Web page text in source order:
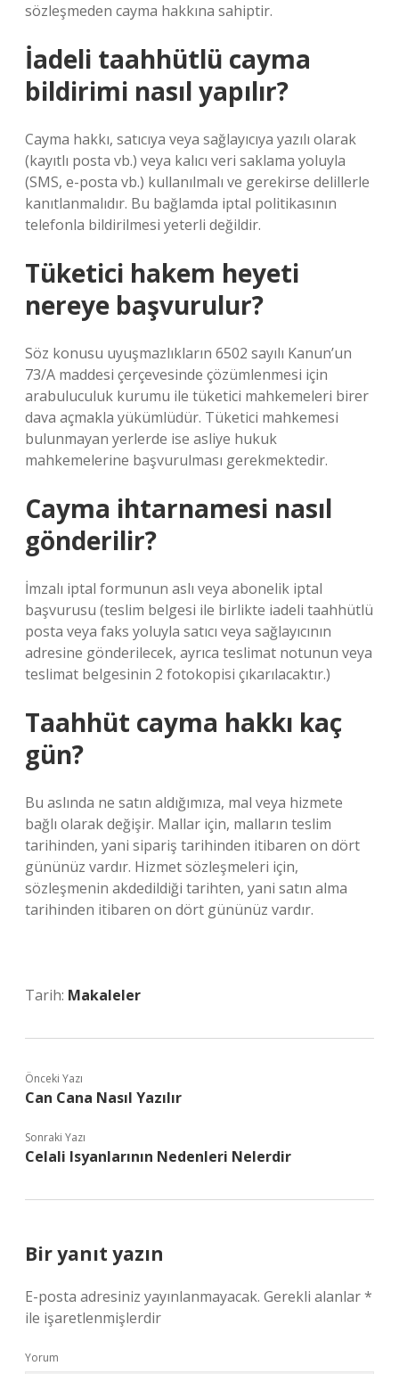
sözleşmeden cayma hakkına sahiptir.
İadeli taahhütlü cayma
bildirimi nasıl yapılır?
Cayma hakkı, satıcıya veya sağlayıcıya yazılı olarak
(kayıtlı posta vb.) veya kalıcı veri saklama yoluyla
(SMS, e-posta vb.) kullanılmalı ve gerekirse delillerle
kanıtlanmalıdır. Bu bağlamda iptal politikasının
telefonla bildirilmesi yeterli değildir.
Tüketici hakem heyeti
nereye başvurulur?
Söz konusu uyuşmazlıkların 6502 sayılı Kanun’un
73/A maddesi çerçevesinde çözümlenmesi için
arabuluculuk kurumu ile tüketici mahkemeleri birer
dava açmakla yükümlüdür. Tüketici mahkemesi
bulunmayan yerlerde ise asliye hukuk
mahkemelerine başvurulması gerekmektedir.
Cayma ihtarnamesi nasıl
gönderilir?
İmzalı iptal formunun aslı veya abonelik iptal
başvurusu (teslim belgesi ile birlikte iadeli taahhütlü
posta veya faks yoluyla satıcı veya sağlayıcının
adresine gönderilecek, ayrıca teslimat notunun veya
teslimat belgesinin 2 fotokopisi çıkarılacaktır.)
Taahhüt cayma hakkı kaç
gün?
Bu aslında ne satın aldığımıza, mal veya hizmete
bağlı olarak değişir. Mallar için, malların teslim
tarihinden, yani sipariş tarihinden itibaren on dört
gününüz vardır. Hizmet sözleşmeleri için,
sözleşmenin akdedildiği tarihten, yani satın alma
tarihinden itibaren on dört gününüz vardır.
Tarih: Makaleler
Önceki Yazı
Can Cana Nasıl Yazılır
Sonraki Yazı
Celali Isyanlarının Nedenleri Nelerdir
Bir yanıt yazın
E-posta adresiniz yayınlanmayacak. Gerekli alanlar*
ile işaretlenmişlerdir
Yorum